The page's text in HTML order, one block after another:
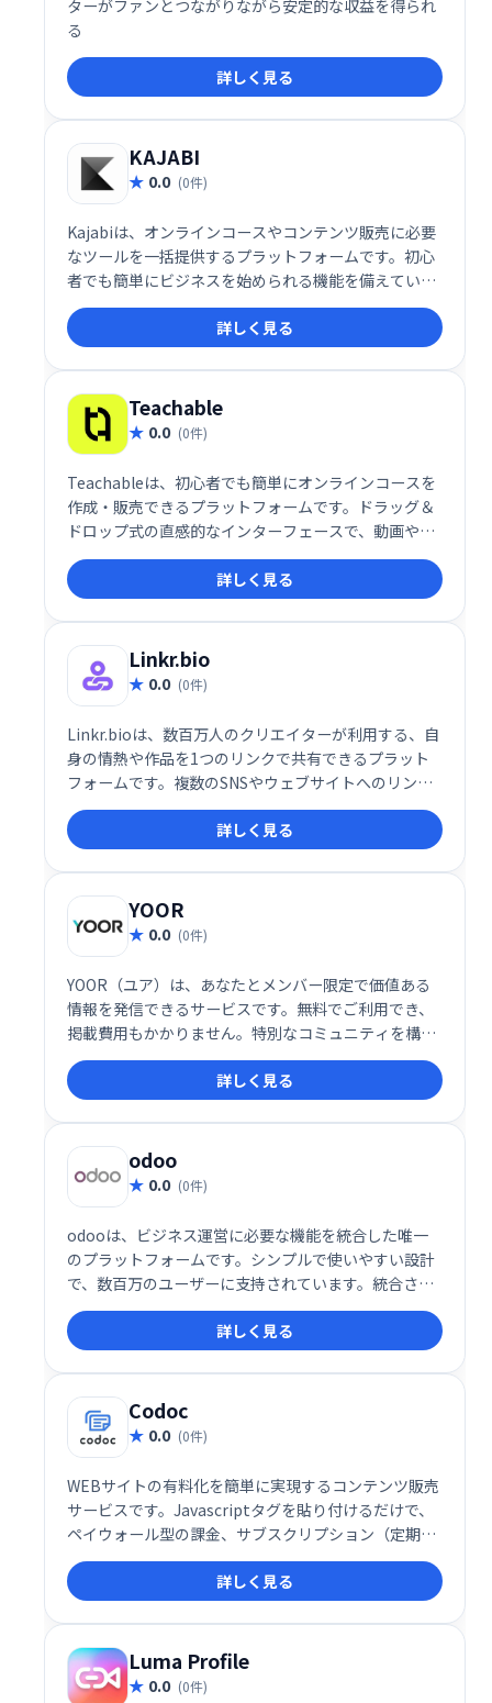
ターがファンとつながりながら安定的な収益を得られ
る
詳しく見る
KAJABI
0.0 (0件)
Kajabiは、オンラインコースやコンテンツ販売に必要
なツールを一括提供するプラットフォームです。初心
者でも簡単にビジネスを始められる機能を備えていま
す。
詳しく見る
Teachable
0.0 (0件)
Teachableは、初心者でも簡単にオンラインコースを
作成・販売できるプラットフォームです。ドラッグ＆
ドロップ式の直感的なインターフェースで、動画やク
イズなどを自由に組み込み、プロフェッショナルなコ
ースを制作できます。高い自由度と柔軟性を備え、幅
広い学習ニーズに対応します。多くの利用者に支持さ
れ、オンライン教育ビジネスを始める最適な選択肢で
す。
詳しく見る
Linkr.bio
0.0 (0件)
Linkr.bioは、数百万人のクリエイターが利用する、自
身の情熱や作品を1つのリンクで共有できるプラット
フォームです。複数のSNSやウェブサイトへのリンク
をまとめて管理し、魅力的なプロフィールを作成でき
ます。簡単にアクセス可能なプロフィールで、ファン
とのエンゲージメントを向上させましょう。
詳しく見る
YOOR
0.0 (0件)
YOOR（ユア）は、あなたとメンバー限定で価値ある
情報を発信できるサービスです。無料でご利用でき、
掲載費用もかかりません。特別なコミュニティを構築
し、限定情報を共有したい方におすすめです。
詳しく見る
odoo
0.0 (0件)
odooは、ビジネス運営に必要な機能を統合した唯一
のプラットフォームです。シンプルで使いやすい設計
で、数百万のユーザーに支持されています。統合され
たアプリにより、業務効率化を実現し、ビジネスの成
長を支援します。
詳しく見る
Codoc
0.0 (0件)
WEBサイトの有料化を簡単に実現するコンテンツ販売
サービスです。Javascriptタグを貼り付けるだけで、
ペイウォール型の課金、サブスクリプション（定期購
読）、投げ銭（自由課金）、アフィリエイトプログラ
ムなど、多彩な収益化手法を導入できます。
WordPress専用プラグインの提供もあり、初心者から
経験豊富なサイト運営者まで、幅広いユーザーにとっ
て利便性の高いプラットフォームです。
詳しく見る
Luma Profile
0.0 (0件)